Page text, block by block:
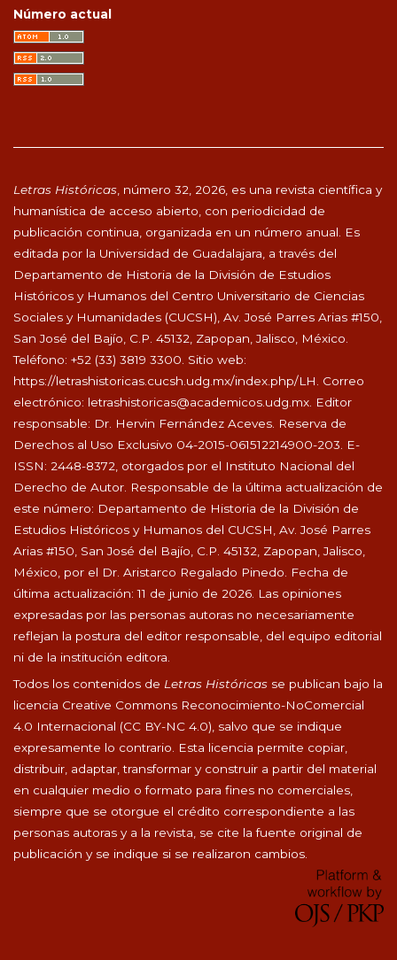
Número actual
Letras Históricas , número 32, 2026, es una revista científica y
humanística de acceso abierto, con periodicidad de
publicación continua, organizada en un número anual. Es
editada por la Universidad de Guadalajara, a través del
Departamento de Historia de la División de Estudios
Históricos y Humanos del Centro Universitario de Ciencias
Sociales y Humanidades (CUCSH), Av. José Parres Arias #150,
San José del Bajío, C.P. 45132, Zapopan, Jalisco, México.
Teléfono: +52 (33) 3819 3300. Sitio web:
https://letrashistoricas.cucsh.udg.mx/index.php/LH
. Correo
electrónico: letrashistoricas@academicos.udg.mx . Editor
responsable: Dr. Hervin Fernández Aceves. Reserva de
Derechos al Uso Exclusivo 04-2015-061512214900-203. E-
ISSN: 2448-8372, otorgados por el Instituto Nacional del
Derecho de Autor. Responsable de la última actualización de
este número: Departamento de Historia de la División de
Estudios Históricos y Humanos del CUCSH, Av. José Parres
Arias #150, San José del Bajío, C.P. 45132, Zapopan, Jalisco,
México, por el Dr. Aristarco Regalado Pinedo. Fecha de
última actualización: 11 de junio de 2026. Las opiniones
expresadas por las personas autoras no necesariamente
reflejan la postura del editor responsable, del equipo editorial
ni de la institución editora.
Todos los contenidos de Letras Históricas se publican bajo la
licencia Creative Commons Reconocimiento-NoComercial
4.0 Internacional (CC BY-NC 4.0), salvo que se indique
expresamente lo contrario. Esta licencia permite copiar,
distribuir, adaptar, transformar y construir a partir del material
en cualquier medio o formato para fines no comerciales,
siempre que se otorgue el crédito correspondiente a las
personas autoras y a la revista, se cite la fuente original de
publicación y se indique si se realizaron cambios.